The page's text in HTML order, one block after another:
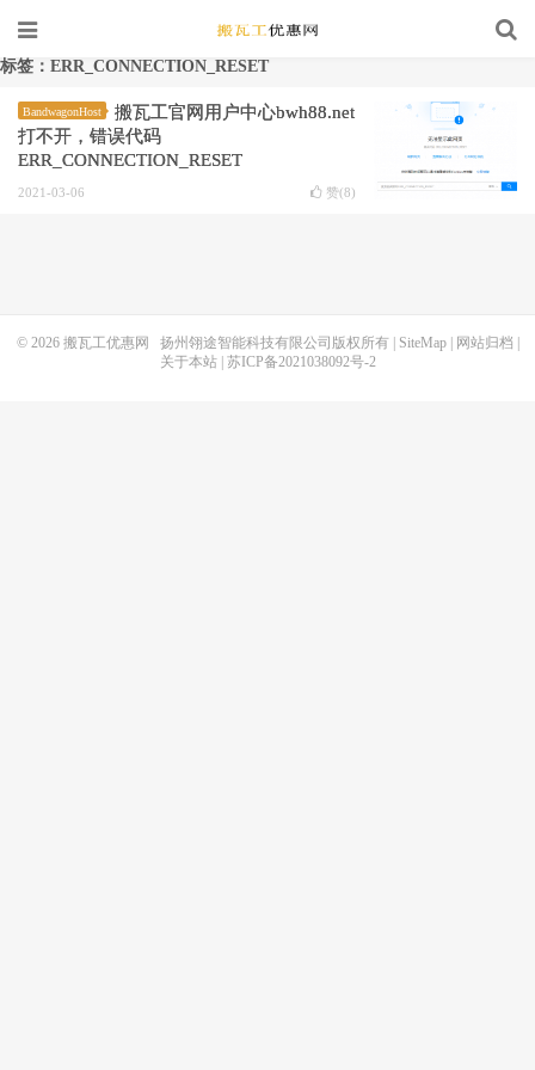
标签：ERR_CONNECTION_RESET
BandwagonHost
搬瓦工官网用户中心bwh88.net
打不开，错误代码
ERR_CONNECTION_RESET
2021-03-06 赞(8)
© 2026 搬瓦工优惠网 扬州翎途智能科技有限公司版权所有 | SiteMap| 网站归档
关于本站| 苏ICP备2021038092号-2